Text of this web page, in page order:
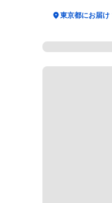
location_on東京都にお届け